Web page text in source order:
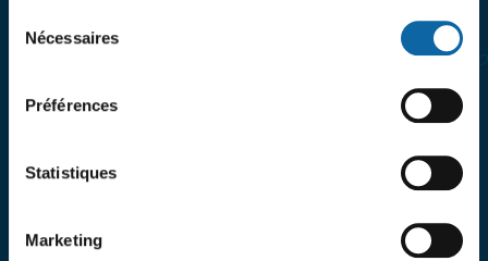
Nécessaires
Préférences
Statistiques
Marketing